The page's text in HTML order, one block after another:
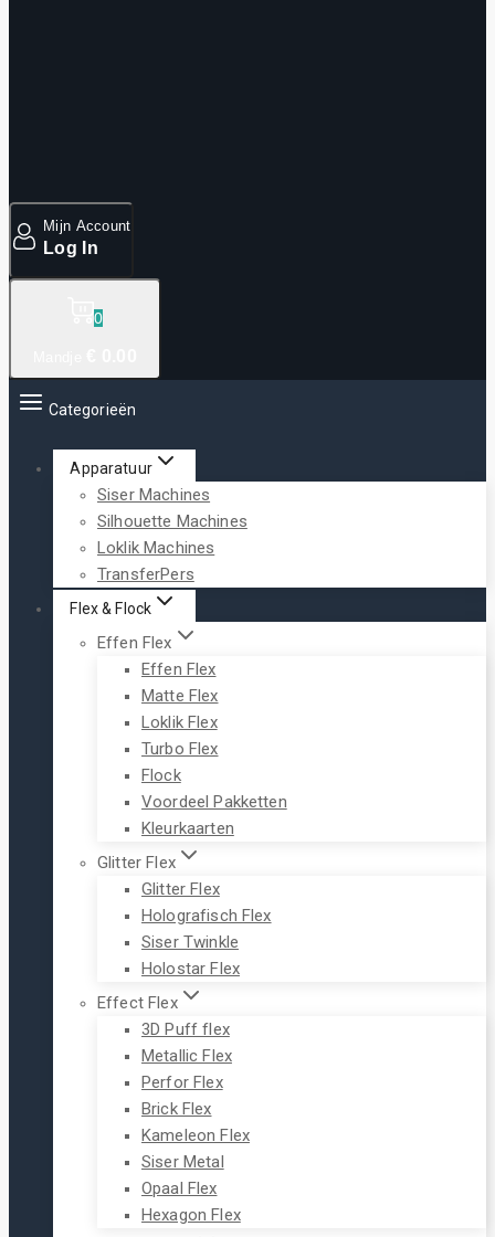
Mijn Account
Log In
0
Categorieën
Apparatuur
Siser Machines
Silhouette Machines
Loklik Machines
TransferPers
Flex & Flock
Effen Flex
Effen Flex
Matte Flex
Loklik Flex
Turbo Flex
Flock
Voordeel Pakketten
Kleurkaarten
Glitter Flex
Glitter Flex
Holografisch Flex
Siser Twinkle
Holostar Flex
Effect Flex
3D Puff flex
Metallic Flex
Perfor Flex
Brick Flex
Kameleon Flex
Siser Metal
Opaal Flex
Hexagon Flex